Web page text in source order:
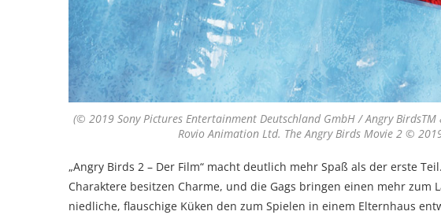
(© 2019 Sony Pictures Entertainment Deutschland GmbH / Angry
Rovio Animation Ltd. The Angry Birds Movie 2 ©
„Angry Birds 2 – Der Film“ macht deutlich mehr Spaß als der erste
Charaktere besitzen Charme, und die Gags bringen einen mehr zum
niedliche, flauschige Küken den zum Spielen in einem Elternhaus